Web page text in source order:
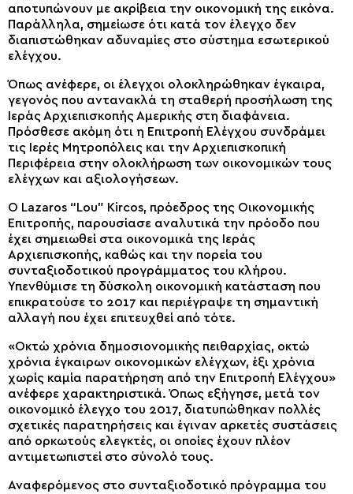
αποτυπώνουν με ακρίβεια την οικονομική της εικόνα.
Παράλληλα, σημείωσε ότι κατά τον έλεγχο δεν
διαπιστώθηκαν αδυναμίες στο σύστημα εσωτερικού
ελέγχου.
Όπως ανέφερε, οι έλεγχοι ολοκληρώθηκαν έγκαιρα,
γεγονός που αντανακλά τη σταθερή προσήλωση της
Ιεράς Αρχιεπισκοπής Αμερικής στη διαφάνεια.
Πρόσθεσε ακόμη ότι η Επιτροπή Ελέγχου συνδράμει
τις Ιερές Μητροπόλεις και την Αρχιεπισκοπική
Περιφέρεια στην ολοκλήρωση των οικονομικών τους
ελέγχων και αξιολογήσεων.
Ο Lazaros “Lou” Kircos, πρόεδρος της Οικονομικής
Επιτροπής, παρουσίασε αναλυτικά την πρόοδο που
έχει σημειωθεί στα οικονομικά της Ιεράς
Αρχιεπισκοπής, καθώς και την πορεία του
συνταξιοδοτικού προγράμματος του κλήρου.
Υπενθύμισε τη δύσκολη οικονομική κατάσταση που
επικρατούσε το 2017 και περιέγραψε τη σημαντική
αλλαγή που έχει επιτευχθεί από τότε.
«Οκτώ χρόνια δημοσιονομικής πειθαρχίας, οκτώ
χρόνια έγκαιρων οικονομικών ελέγχων, έξι χρόνια
χωρίς καμία παρατήρηση από την Επιτροπή Ελέγχου»
ανέφερε χαρακτηριστικά. Όπως εξήγησε, μετά τον
οικονομικό έλεγχο του 2017, διατυπώθηκαν πολλές
σχετικές παρατηρήσεις και έγιναν αρκετές συστάσεις
από ορκωτούς ελεγκτές, οι οποίες έχουν πλέον
αντιμετωπιστεί στο σύνολό τους.
Αναφερόμενος στο συνταξιοδοτικό πρόγραμμα του